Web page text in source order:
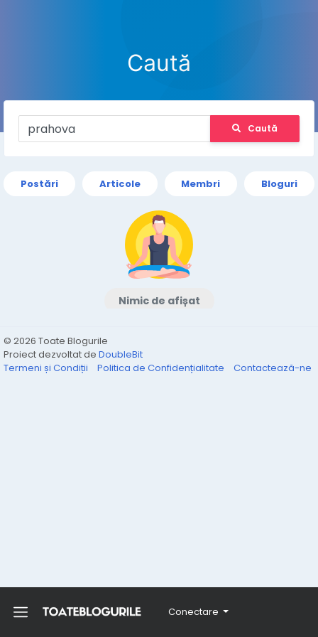
Conectare
Caută
Caută
Postări Articole Membri Bloguri
Nimic de afișat
© 2026 Toate Blogurile
Proiect dezvoltat de DoubleBit
Termeni și Condiții
Politica de Confidențialitate Contactează-ne